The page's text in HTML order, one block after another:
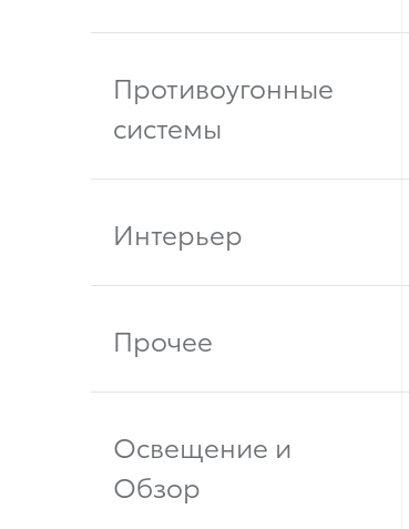
Противоугонные
системы
Интерьер
Прочее
Освещение и
Обзор